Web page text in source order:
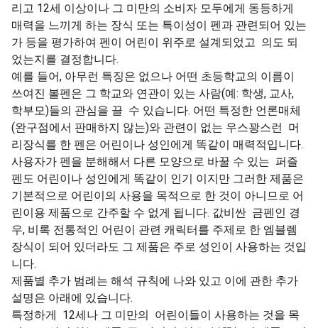
리고 12세 이상이나 그 미만의 소비자 모두에게 동등하게
매력을 느끼게 하는 장식 또는 특이성이 펜과 관련되어 있는
가 등을 평가하여 펜이 어린이 위주로 설계되었고 의도 되
었는지를 결정합니다.
예를 들어, 아무런 특징은 없으나 어떤 초등학교의 이름이
쓰여진 볼펜은 그 학교와 연관이 있는 사람(예: 학생, 교사,
학부모)들의 관심을 끌 수 있습니다. 어떤 특정한 언론매체
(완구점에서 판매하지 않는)와 관련이 없는 우스꽝스런 머
리장식를 한 펜은 어린이나 성인에게 똑같이 매력적입니다.
사용자가 펜을 분해해서 다른 모양으로 바꿀 수 있는 퍼즐
펜도 어린이나 성인에게 똑같이 인기 이지만 그러한 제품은
기본적으로 어린이의 사용을 목적으로 한 것이 아니므로 어
린이용 제품으로 간주할 수 없게 됩니다. 값비싼 금펜인 경
우, 비록 전통적인 어린이 관련 캐릭터를 주제로 한 엠블렘
장식이 되어 있더라도 그 제품은 주로 성인이 사용하는 것입
니다.
제품별 추가 범례는 해석 규칙에 나와 있고 이에 관한 추가
설명은 아래에 있습니다.
특정하게 12세나 그 미만의 어린이들이 사용하는 것을 목